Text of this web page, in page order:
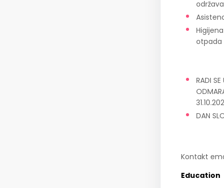
otpada
RADI
DAN
Kontakt
Education